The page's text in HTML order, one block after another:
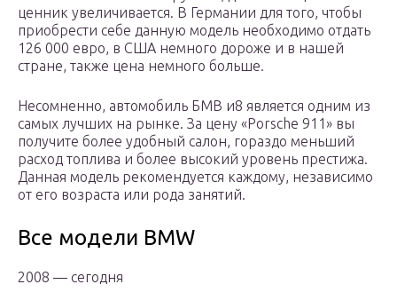
ценник увеличивается. В Германии для того, чтобы
приобрести себе данную модель необходимо отдать
126 000 евро, в США немного дороже и в нашей
стране, также цена немного больше.
Несомненно, автомобиль БМВ и8 является одним из
самых лучших на рынке. За цену «Porsche 911» вы
получите более удобный салон, гораздо меньший
расход топлива и более высокий уровень престижа.
Данная модель рекомендуется каждому, независимо
от его возраста или рода занятий.
Все модели BMW
2008 — сегодня